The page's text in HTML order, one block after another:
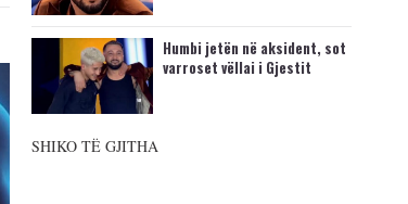
Humbi jetën në aksident, sot
varroset vëllai i Gjestit
SHIKO TË GJITHA